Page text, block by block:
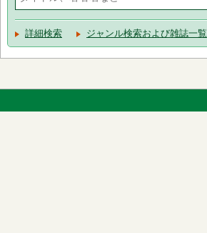
詳細検索 ジャンル検索および雑誌一覧